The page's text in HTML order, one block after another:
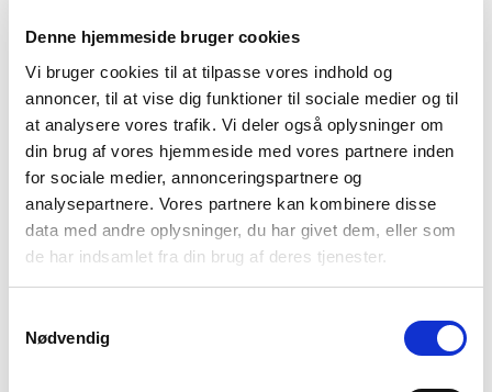
Denne hjemmeside bruger cookies
Vi bruger cookies til at tilpasse vores indhold og
annoncer, til at vise dig funktioner til sociale medier og til
at analysere vores trafik. Vi deler også oplysninger om
din brug af vores hjemmeside med vores partnere inden
for sociale medier, annonceringspartnere og
analysepartnere. Vores partnere kan kombinere disse
data med andre oplysninger, du har givet dem, eller som
de har indsamlet fra din brug af deres tjenester.
Nødvendig
Rose Blush Lavender Dazzling blue
Dark Grey Melange Camel melange Green Melange